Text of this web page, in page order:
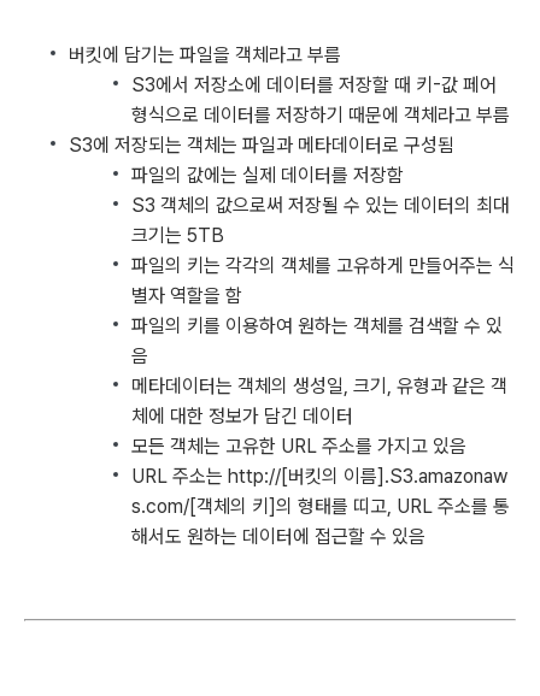
버킷에 담기는 파일을 객체라고 부름
S3에서 저장소에 데이터를 저장할 때 키-값 페어
형식으로 데이터를 저장하기 때문에 객체라고 부름
S3에 저장되는 객체는 파일과 메타데이터로 구성됨
파일의 값에는 실제 데이터를 저장함
S3 객체의 값으로써 저장될 수 있는 데이터의 최대
크기는 5TB
파일의 키는 각각의 객체를 고유하게 만들어주는 식
별자 역할을 함
파일의 키를 이용하여 원하는 객체를 검색할 수 있
음
메타데이터는 객체의 생성일, 크기, 유형과 같은 객
체에 대한 정보가 담긴 데이터
모든 객체는 고유한 URL 주소를 가지고 있음
URL 주소는 http://[버킷의 이름].S3.amazonaw
s.com/[객체의 키]의 형태를 띠고, URL 주소를 통
해서도 원하는 데이터에 접근할 수 있음